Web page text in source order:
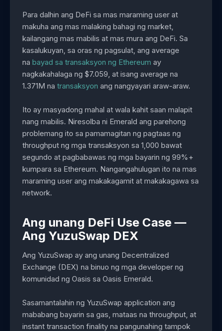
Para dalhin ang DeFi sa mas maraming user at
makuha ang mas malaking bahagi ng market,
kailangang mas mabilis at mas mura ang DeFi. Sa
kasalukuyan, sa oras ng pagsulat, ang average
na bayad sa transaksyon ng Ethereum ay
nagkakahalaga ng $7.059, at isang average na
1.371M na transaksyon ang nangyayari araw-araw.
Ito ay masyadong mahal at wala kahit saan malapit
nang mabilis. Niresolba ni Emerald ang parehong
problemang ito sa pamamagitan ng pagtaas ng
throughput ng mga transaksyon sa 1,000 bawat
segundo at pagbabawas ng mga bayarin ng 99%+
kumpara sa Ethereum. Nangangahulugan ito na mas
maraming user ang makakagamit at makakagawa sa
network.
Ang unang DeFi Use Case —
Ang YuzuSwap DEX
Ang YuzuSwap ay ang unang Decentralized
Exchange (DEX) na binuo ng mga developer ng
komunidad ng Oasis sa Oasis Emerald.
Sasamantalahin ng YuzuSwap application ang
mababang bayarin sa gas, mataas na throughput, at
instant transaction finality na pangunahing tampok